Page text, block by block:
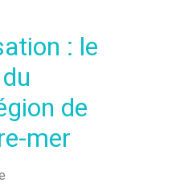
: le
de
mer